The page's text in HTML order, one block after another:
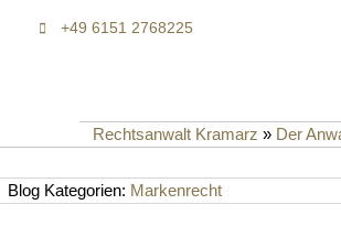
+49 6151 2768225
Rechtsanwalt Kramarz » Der
Blog Kategorien: Markenrecht